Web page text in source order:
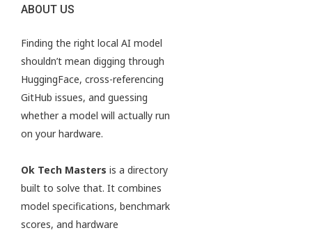
ABOUT US
Finding the right local AI model
shouldn’t mean digging through
HuggingFace, cross-referencing
GitHub issues, and guessing
whether a model will actually run
on your hardware.
Ok Tech Masters is a directory
built to solve that. It combines
model specifications, benchmark
scores, and hardware